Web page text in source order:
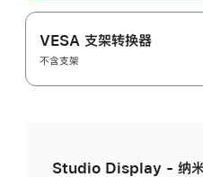
VESA 支架转换器
不含支架
Studio Display - 纳米